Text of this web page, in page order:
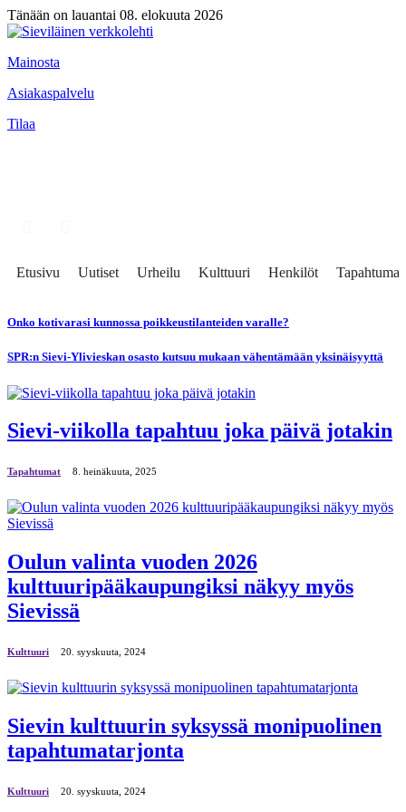
Tänään on lauantai 08. elokuuta 2026
Mainosta
Asiakaspalvelu
Tilaa
Etusivu Uutiset Urheilu Kulttuuri Henkilöt Tapahtumat
Onko kotivarasi kunnossa poikkeustilanteiden varalle?
SPR:n Sievi-Ylivieskan osasto kutsuu mukaan vähentämään yksinäisyyttä
Sievi-viikolla tapahtuu joka päivä jotakin
Tapahtumat 8. heinäkuuta, 2025
Oulun valinta vuoden 2026
kulttuuripääkaupungiksi näkyy myös
Sievissä
Kulttuuri 20. syyskuuta, 2024
Sievin kulttuurin syksyssä monipuolinen
tapahtumatarjonta
Kulttuuri 20. syyskuuta, 2024